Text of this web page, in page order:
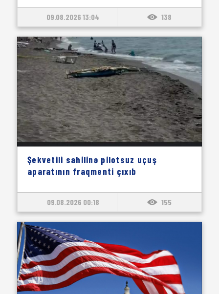
09.08.2026 13:04 138
Şekvetili sahilinə pilotsuz uçuş
aparatının fraqmenti çıxıb
09.08.2026 00:18 155